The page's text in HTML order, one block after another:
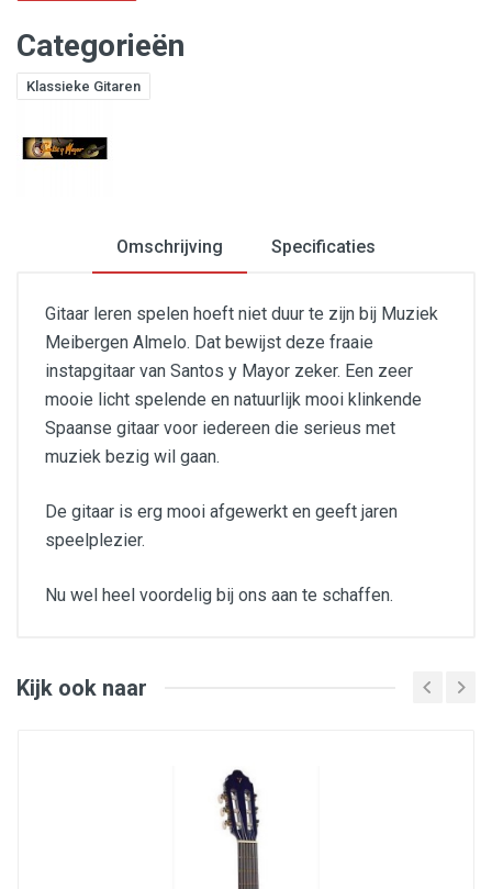
Categorieën
Klassieke Gitaren
Omschrijving Specificaties
Gitaar leren spelen hoeft niet duur te zijn bij Muziek
Meibergen Almelo. Dat bewijst deze fraaie
instapgitaar van Santos y Mayor zeker. Een zeer
mooie licht spelende en natuurlijk mooi klinkende
Spaanse gitaar voor iedereen die serieus met
muziek bezig wil gaan.
De gitaar is erg mooi afgewerkt en geeft jaren
speelplezier.
Nu wel heel voordelig bij ons aan te schaffen.
Rug en zijkanten: sapele
Hals: mahonie
Kijk ook naar